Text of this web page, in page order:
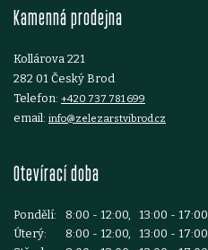
Kamenná prodejna
Kollárova 221
282 01 Český Brod
Telefon: +420 737 781 699
email: info@zelezarstvibrod.cz
Otevírací doba
Pondělí:
8:00 - 12:00, 13:00 - 17:00
Úterý:
8:00 - 12:00, 13:00 - 17:00